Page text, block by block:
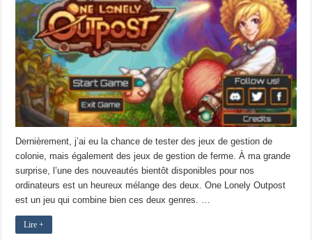
Dernièrement, j’ai eu la chance de tester des jeux de gestion de
colonie, mais également des jeux de gestion de ferme. À ma grande
surprise, l’une des nouveautés bientôt disponibles pour nos
ordinateurs est un heureux mélange des deux. One Lonely Outpost
est un jeu qui combine bien ces deux genres. …
Lire +